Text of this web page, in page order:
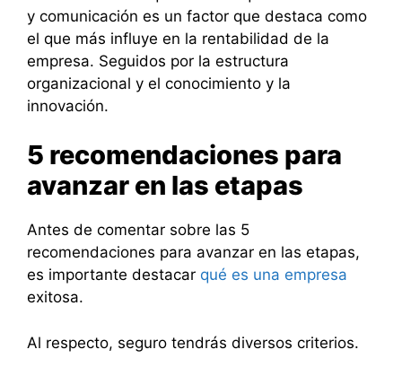
y comunicación es un factor que destaca como
el que más influye en la rentabilidad de la
empresa. Seguidos por la estructura
organizacional y el conocimiento y la
innovación.
5 recomendaciones para
avanzar en las etapas
Antes de comentar sobre las 5
recomendaciones para avanzar en las etapas,
es importante destacar qué es una empresa
exitosa.
Al respecto, seguro tendrás diversos criterios.